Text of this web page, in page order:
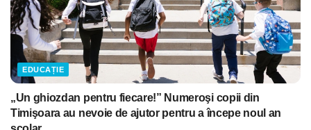
EDUCAȚIE
„Un ghiozdan pentru fiecare!” Numeroşi copii din
Timişoara au nevoie de ajutor pentru a începe noul an